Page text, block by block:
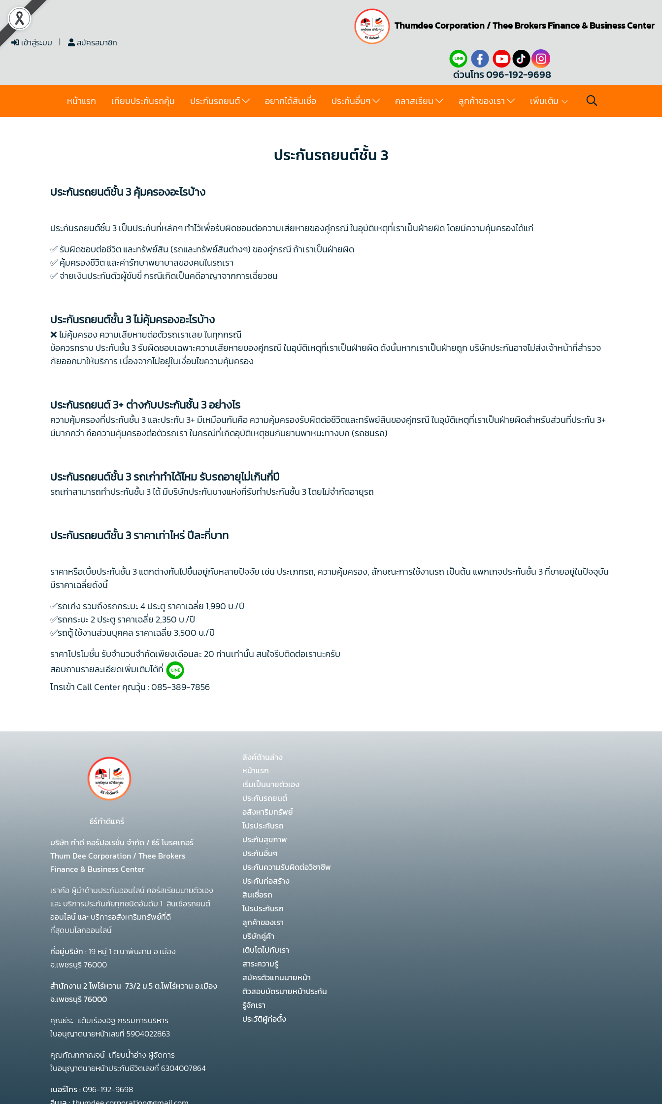
เข้าสู่ระบบ สมัครสมาชิก
Thumdee Corporation/Thee BrokersFinance & Business Center
ด่วนโทร 096-192-9698
หน้าแรก เทียบประกันรถคุ้ม ประกันรถยนต์ อยากได้สินเชื่อ ประกันอื่นๆ คลาสเรียน ลูกค้าของเรา เพิ่มเติม
ประกันรถยนต์ชั้น 3
ประกันรถยนต์ชั้น 3 คุ้มครองอะไรบ้าง
ประกันรถยนต์ชั้น 3 เป็นประกันที่หลักๆ ทำไว้เพื่อรับผิดชอบต่อความเสียหายของคู่กรณี ในอุบัติเหตุที่เราเป็นฝ่ายผิด โดยมีความคุ้มครองได้แก่
✅ รับผิดชอบต่อชีวิต และทรัพย์สิน (รถและทรัพย์สินต่างๆ) ของคู่กรณี ถ้าเราเป็นฝ่ายผิด
✅ คุ้มครองชีวิต และค่ารักษาพยาบาลของคนในรถเรา
✅ จ่ายเงินประกันตัวผู้ขับขี่ กรณีเกิดเป็นคดีอาญาจากการเฉี่ยวชน
ประกันรถยนต์ชั้น 3 ไม่คุ้มครองอะไรบ้าง
❌ ไม่คุ้มครอง ความเสียหายต่อตัวรถเราเลย ในทุกกรณี
ข้อควรทราบ ประกันชั้น 3 รับผิดชอบเฉพาะความเสียหายของคู่กรณี ในอุบัติเหตุที่เราเป็นฝ่ายผิด ดังนั้นหากเราเป็นฝ่ายถูก บริษัทประกันอาจไม่ส่งเจ้าหน้าที่สำรวจ
ภัยออกมาให้บริการ เนื่องจากไม่อยู่ในเงื่อนไขความคุ้มครอง
ประกันรถยนต์ 3+ ต่างกับประกันชั้น 3 อย่างไร
ความคุ้มครองที่ประกันชั้น 3 และประกัน 3+ มีเหมือนกันคือ ความคุ้มครองรับผิดต่อชีวิตและทรัพย์สินของคู่กรณี ในอุบัติเหตุที่เราเป็นฝ่ายผิดสำหรับส่วนที่ประกัน 3+
มีมากกว่า คือความคุ้มครองต่อตัวรถเรา ในกรณีที่เกิดอุบัติเหตุชนกับยานพาหนะทางบก (รถชนรถ)
ประกันรถยนต์ชั้น 3 รถเก่าทำได้ไหม รับรถอายุไม่เกินกี่ปี
รถเก่าสามารถทำประกันชั้น 3 ได้ มีบริษัทประกันบางแห่งที่รับทำประกันชั้น 3 โดยไม่จำกัดอายุรถ
ประกันรถยนต์ชั้น 3 ราคาเท่าไหร่ ปีละกี่บาท
ราคาหรือเบี้ยประกันชั้น 3 แตกต่างกันไปขึ้นอยู่กับหลายปัจจัย เช่น ประเภทรถ, ความคุ้มครอง, ลักษณะการใช้งานรถ เป็นต้น แพกเกจประกันชั้น 3 ที่ขายอยู่ในปัจจุบัน
มีราคาเฉลี่ยดังนี้
✅รถเก๋ง รวมถึงรถกระบะ 4 ประตู ราคาเฉลี่ย 1,990 บ./ปี
✅รถกระบะ 2 ประตู ราคาเฉลี่ย 2,350 บ./ปี
✅รถตู้ ใช้งานส่วนบุคคล ราคาเฉลี่ย 3,500 บ./ปี
ราคาโปรโมชั่น รับจำนวนจำกัดเพียงเดือนละ 20 ท่านเท่านั้น สนใจรีบติดต่อเรานะครับ
สอบถามรายละเอียดเพิ่มเติมได้ที่
โทรเข้า Call Center คุณวุ้น :085-389-7856
ธีร์ทำดีแคร์
บริษัท ทำดี คอร์ปอเรชั่น จำกัด / ธีร์ โบรคเกอร์
Thum Dee Corporation / Thee Brokers
Finance & Business Center
เราคือ ผู้นำด้านประกันออนไลน์ คอร์สเรียนนายตัวเอง
และ บริการประกันภัยทุกชนิดอันดับ 1 สินเชื่อรถยนต์
ออนไลน์ และ บริการอสังหาริมทรัพย์ที่ดี
ที่สุดบนโลกออนไลน์
ที่อยู่บริษัท :19 หมู่ 1 ต.นาพันสาม อ.เมือง
จ.เพชรบุรี 76000
สำนักงาน 2 โพโร่หวาน 73/2 ม.5 ต.โพไร่หวาน อ.เมือง
จ.เพชรบุรี 76000
คุณธีระ แต้มเรืองอิฐ กรรมการบริหาร
ใบอนุญาตนายหน้าเลขที่ 5904022863
คุณกัญทกาญจน์ เทียบน้ำอ่าง ผู้จัดการ
ใบอนุญาตนายหน้าประกันชีวิตเลขที่ 6304007864
เบอร์โทร :096-192-9698
ลิงค์ด้านล่าง
หน้าแรก
เริ่มเป็นนายตัวเอง
ประกันรถยนต์
อสังหาริมทรัพย์
โปรประกันรถ
ประกันสุขภาพ
ประกันอื่นๆ
ประกันความรับผิดต่อวิชาชีพ
ประกันก่อสร้าง
สินเชื่อรถ
โปรประกันรถ
ลูกค้าของเรา
บริษัทคู่ค้า
เติบโตไปกับเรา
สาระความรู้
สมัครตัวแทนนายหน้า
ติวสอบบัตรนายหน้าประกัน
รู้จักเรา
ประวัติผู้ก่อตั้ง